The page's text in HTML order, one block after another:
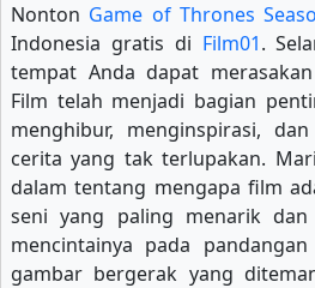
Nonton Game of Thrones
Indonesia gratis di Film01.
tempat Anda dapat
Film telah menjadi bagian
menghibur, menginspirasi,
cerita yang tak terlupakan.
dalam tentang mengapa film
seni yang paling menarik
mencintainya pada
gambar bergerak yang